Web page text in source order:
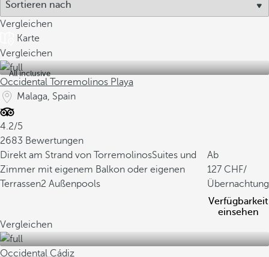
Vergleichen
Karte
Vergleichen
All inclusive
Occidental Torremolinos Playa
Malaga, Spain
4.2/5
2683 Bewertungen
Direkt am Strand von TorremolinosSuites und
Zimmer mit eigenem Balkon oder eigenen
Terrassen2 Außenpools
Ab
127
/
Übernachtung
Verfügbarkeit
einsehen
Vergleichen
Occidental Cádiz